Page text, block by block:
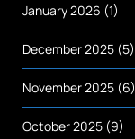
January 2026 (1)
December 2025 (5)
November 2025 (6)
October 2025 (9)